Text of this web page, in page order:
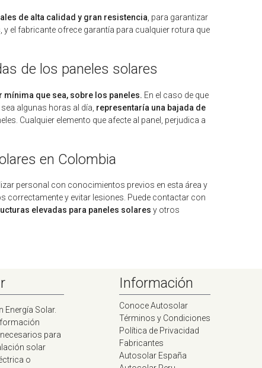
de alta calidad y gran resistencia , para garantizar
el fabricante ofrece garantía para cualquier rotura que
de los paneles solares
que sea, sobre los paneles. En el caso de que
algunas horas al día, representaría una bajada de
Cualquier elemento que afecte al panel, perjudica a
en Colombia
personal con conocimientos previos en esta área y
correctamente y evitar lesiones. Puede contactar con
elevadas para paneles solares y otros
Energía Solar.
para
solar
o
Información
Conoce Autosolar
Términos y Condiciones
Política de Privacidad
Fabricantes
Autosolar España